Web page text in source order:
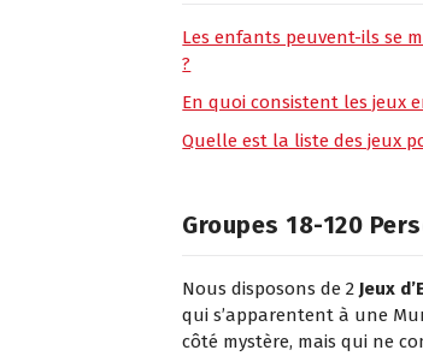
Les enfants peuvent-ils se
?
En quoi consistent les jeux
Quelle est la liste des jeux
Groupes 18-120
Nous disposons de 2Jeux
qui s’apparentent à une
côté mystère, mais qui ne